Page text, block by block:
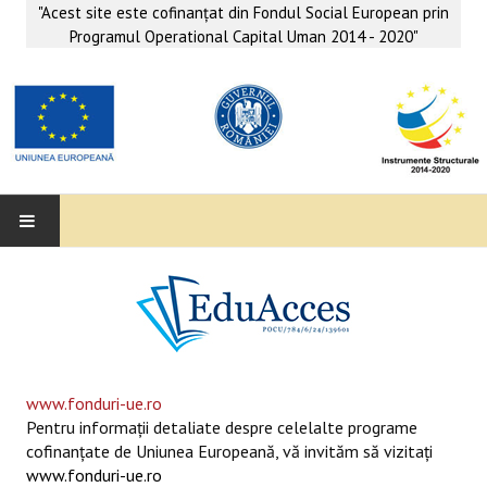
"Acest site este cofinanţat din Fondul Social European prin
Programul Operational Capital Uman 2014 - 2020"
SUPORT EDUCAȚIONAL MATEMATICĂ- INFORMATICĂ
SERVICII PSIHO-SOCIALE
www.fonduri-ue.ro
Pentru informaţii detaliate despre celelalte programe
cofinanţate de Uniunea Europeană, vă invităm să vizitaţi
www.fonduri-ue.ro